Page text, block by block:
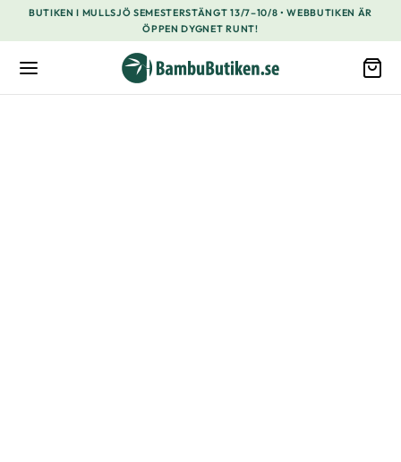
BUTIKEN I MULLSJÖ SEMESTERSTÄNGT 13/7–10/8 • WEBBUTIKEN ÄR
ÖPPEN DYGNET RUNT!